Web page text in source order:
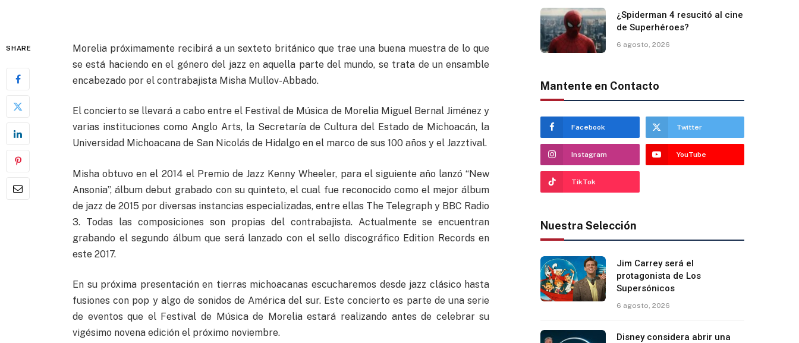
SHARE
Morelia próximamente recibirá a un sexteto británico que trae una buena muestra de lo que
se está haciendo en el género del jazz en aquella parte del mundo, se trata de un ensamble
encabezado por el contrabajista Misha Mullov-Abbado.
El concierto se llevará a cabo entre el Festival de Música de Morelia Miguel Bernal Jiménez y
varias instituciones como Anglo Arts, la Secretaría de Cultura del Estado de Michoacán, la
Universidad Michoacana de San Nicolás de Hidalgo en el marco de sus 100 años y el Jazztival.
Misha obtuvo en el 2014 el Premio de Jazz Kenny Wheeler, para el siguiente año lanzó “New
Ansonia”, álbum debut grabado con su quinteto, el cual fue reconocido como el mejor álbum
de jazz de 2015 por diversas instancias especializadas, entre ellas The Telegraph y BBC Radio
3. Todas las composiciones son propias del contrabajista. Actualmente se encuentran
grabando el segundo álbum que será lanzado con el sello discográfico Edition Records en
este 2017.
En su próxima presentación en tierras michoacanas escucharemos desde jazz clásico hasta
fusiones con pop y algo de sonidos de América del sur. Este concierto es parte de una serie
de eventos que el Festival de Música de Morelia estará realizando antes de celebrar su
vigésimo novena edición el próximo noviembre.
¿Spiderman 4 resucitó al cine
de Superhéroes?
6 agosto, 2026
Mantente en Contacto
Facebook Twitter
Instagram YouTube
TikTok
Nuestra Selección
Jim Carrey será el
protagonista de Los
Supersónicos
6 agosto, 2026
Disney considera abrir una